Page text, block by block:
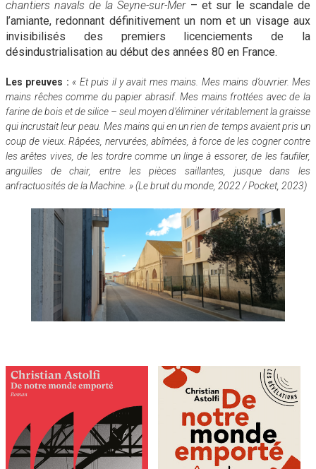
chantiers navals de la Seyne-sur-Mer– et sur le scandale de
l’amiante, redonnant définitivement un nom et un visage aux
invisibilisés des premiers licenciements de la
désindustrialisation au début des années 80 en France.
Les preuves : « Et puis il y avait mes mains. Mes mains d’ouvrier. Mes
mains rêches comme du papier abrasif. Mes mains frottées avec de la
farine de bois et de silice – seul moyen d’éliminer véritablement la graisse
qui incrustait leur peau. Mes mains qui en un rien de temps avaient pris un
coup de vieux. Râpées, nervurées, abîmées, à force de les cogner contre
les arêtes vives, de les tordre comme un linge à essorer, de les faufiler,
anguilles de chair, entre les pièces saillantes, jusque dans les
anfractuosités de la Machine. » (Le bruit du monde, 2022 / Pocket, 2023)